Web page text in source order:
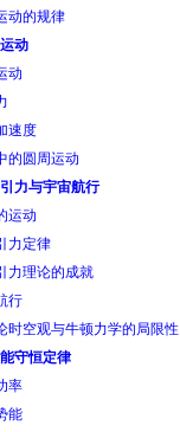
动的规律
动
动
速度
的圆周运动
力与宇宙航行
运动
力定律
力理论的成就
行
时空观与牛顿力学的局限性
守恒定律
率
能